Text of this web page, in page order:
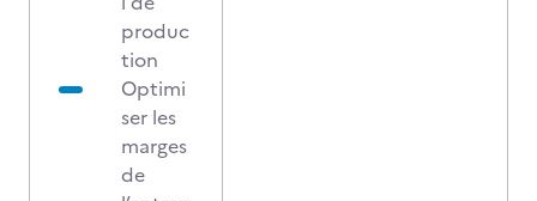
produc
tion
Optimi
ser les
marges
de